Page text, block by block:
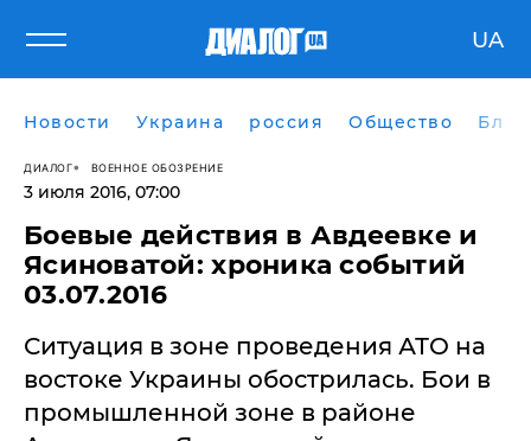
UA
Новости Украина россия Общество
ДИАЛОГ ВОЕННОЕ ОБОЗРЕНИЕ
3 июля 2016, 07:00
Боевые действия в Авдеевке и
Ясиноватой: хроника событий
03.07.2016
Ситуация в зоне проведения АТО на
востоке Украины обострилась. Бои в
промышленной зоне в районе